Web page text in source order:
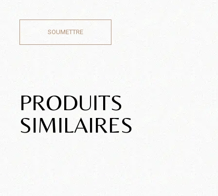
SOUMETTRE
PRODUITS
SIMILAIRES